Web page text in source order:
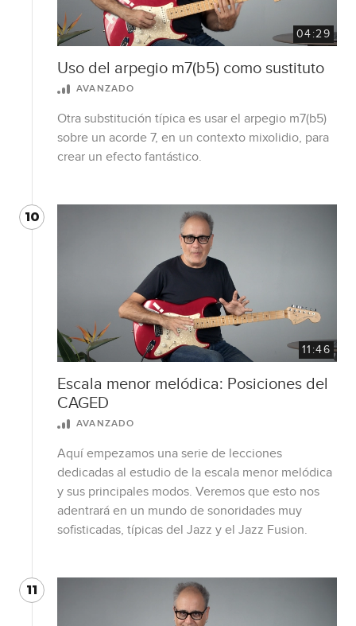
04:29
Uso del arpegio m7(b5) como sustituto
AVANZADO
Otra substitución típica es usar el arpegio m7(b5)
sobre un acorde 7, en un contexto mixolidio, para
crear un efecto fantástico.
10
11:46
Escala menor melódica: Posiciones del
CAGED
AVANZADO
Aquí empezamos una serie de lecciones
dedicadas al estudio de la escala menor melódica
y sus principales modos. Veremos que esto nos
adentrará en un mundo de sonoridades muy
sofisticadas, típicas del Jazz y el Jazz Fusion.
11